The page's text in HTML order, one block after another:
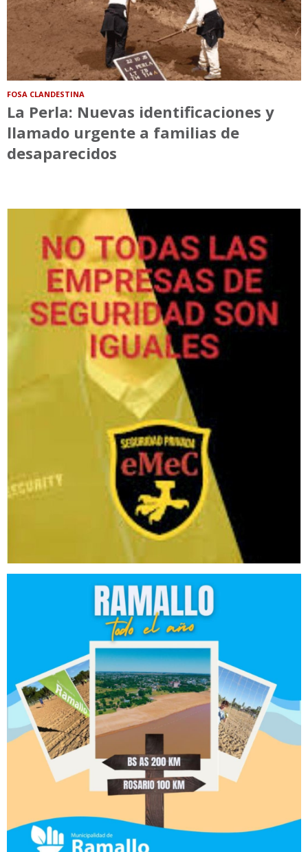
FOSA CLANDESTINA
La Perla: Nuevas identificaciones y
llamado urgente a familias de
desaparecidos